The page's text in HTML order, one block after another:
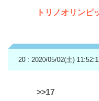
トリノオリンピ
20 : 2020/05/02(土)
>>17